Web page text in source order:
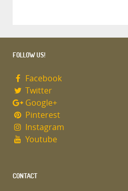
FOLLOW US!
Facebook
Twitter
Google+
Pinterest
Instagram
Youtube
CONTACT